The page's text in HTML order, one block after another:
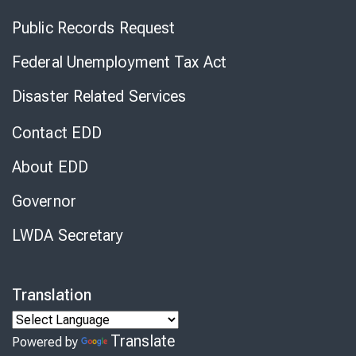
Public Records Request
Federal Unemployment Tax Act
Disaster Related Services
Contact EDD
About EDD
Governor
LWDA Secretary
Translation
Powered by Translate